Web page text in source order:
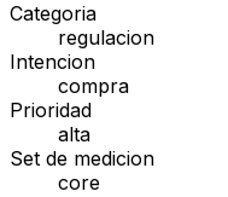
Categoria
regulacion
Intencion
compra
Prioridad
alta
Set de medicion
core